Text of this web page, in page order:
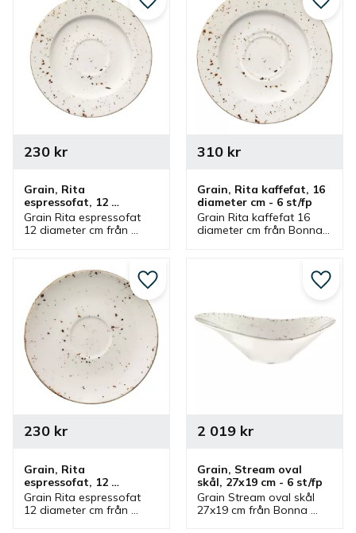
Grain, Rita
espressofat, 12
diameter cm - 6 st/fp
Grain Rita espressofat
12 diameter cm från
finns. Espressofat som
har passande
espressokopp.
230kr
Lägg till i favoriter
Grain, Rita kaffefat, 16
diameter cm - 6 st/fp
Grain Rita kaffefat 16
diameter cm från Bonna
310kr
Lägg
Grain, Rita
espressofat, 12
diameter cm - 6 st/fp
Grain Rita espressofat
12 diameter cm från
230kr
Lägg till i favoriter
Grain, Stream oval
skål, 27x19 cm - 6 st/fp
Grain Stream oval skål
27x19 cm från Bonna
2 019kr
Lägg